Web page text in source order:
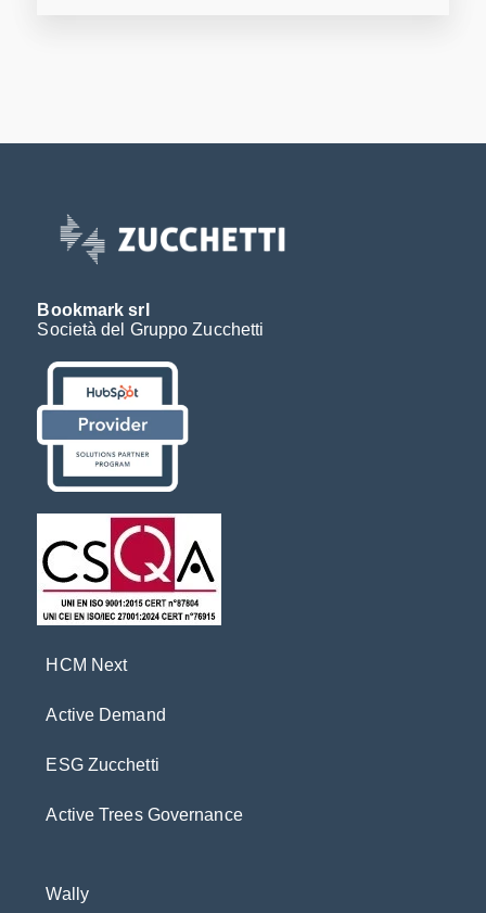
Bookmark srl
Società del Gruppo Zucchetti
HCM Next
Active Demand
ESG Zucchetti
Active Trees Governance
Wally